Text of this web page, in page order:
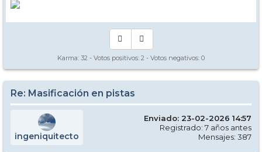
Karma: 32 - Votos positivos: 2 - Votos negativos: 0
Re: Masificación en pistas
ingeniquitecto
Enviado: 23-02-2026 14:57
Registrado: 7 años antes
Mensajes: 387